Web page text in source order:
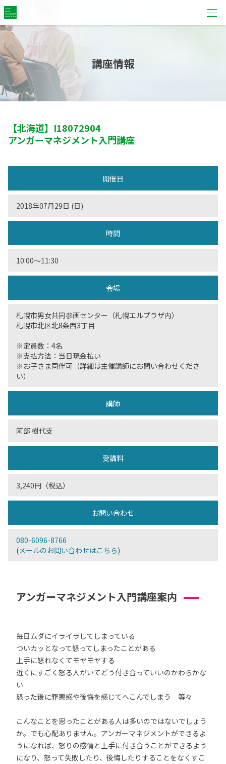
講座情報
【北海道】 I18072904
アンガーマネジメント入門講座
開催日
2018年07月29日 (日)
時間
10:00〜11:30
会場
札幌市男女共同参画センター（札幌エルプラザ内）
札幌市北区北8条西3丁目
※定員数：4名
※支払方法：当日現金払い
※お子さま同伴可（詳細は主催講師にお問い合わせくださ
い）
講師
阿部 樹代支
受講料
3,240円（税込）
お問い合わせ
080-6096-8766
(メールのお問い合わせはこちら)
アンガーマネジメント入門講座案内
毎日ムダにイライラしてしまっている
ついカッとなって怒ってしまったことがある
上手に怒れなくてモヤモヤする
近くにすごく怒る人がいてどう付き合っていいのかわらかな
い
怒った後に罪悪感や後悔を感じてへこんでしまう 等々
こんなことを思ったことがある人は多いのではないでしょう
か。でも心配ありません。アンガーマネジメントができるよ
うになれば、怒りの感情と上手に付き合うことができるよう
になり、怒って失敗したり、後悔したりすることをなくすこ